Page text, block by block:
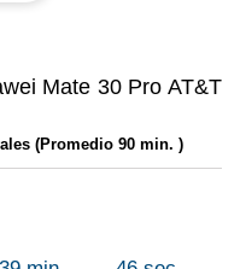
Mate 30 Pro AT&T
(Promedio 90 min. )